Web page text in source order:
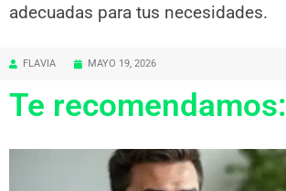
adecuadas para tus necesidades.
FLAVIA MAYO 19, 2026
Te recomendamos: